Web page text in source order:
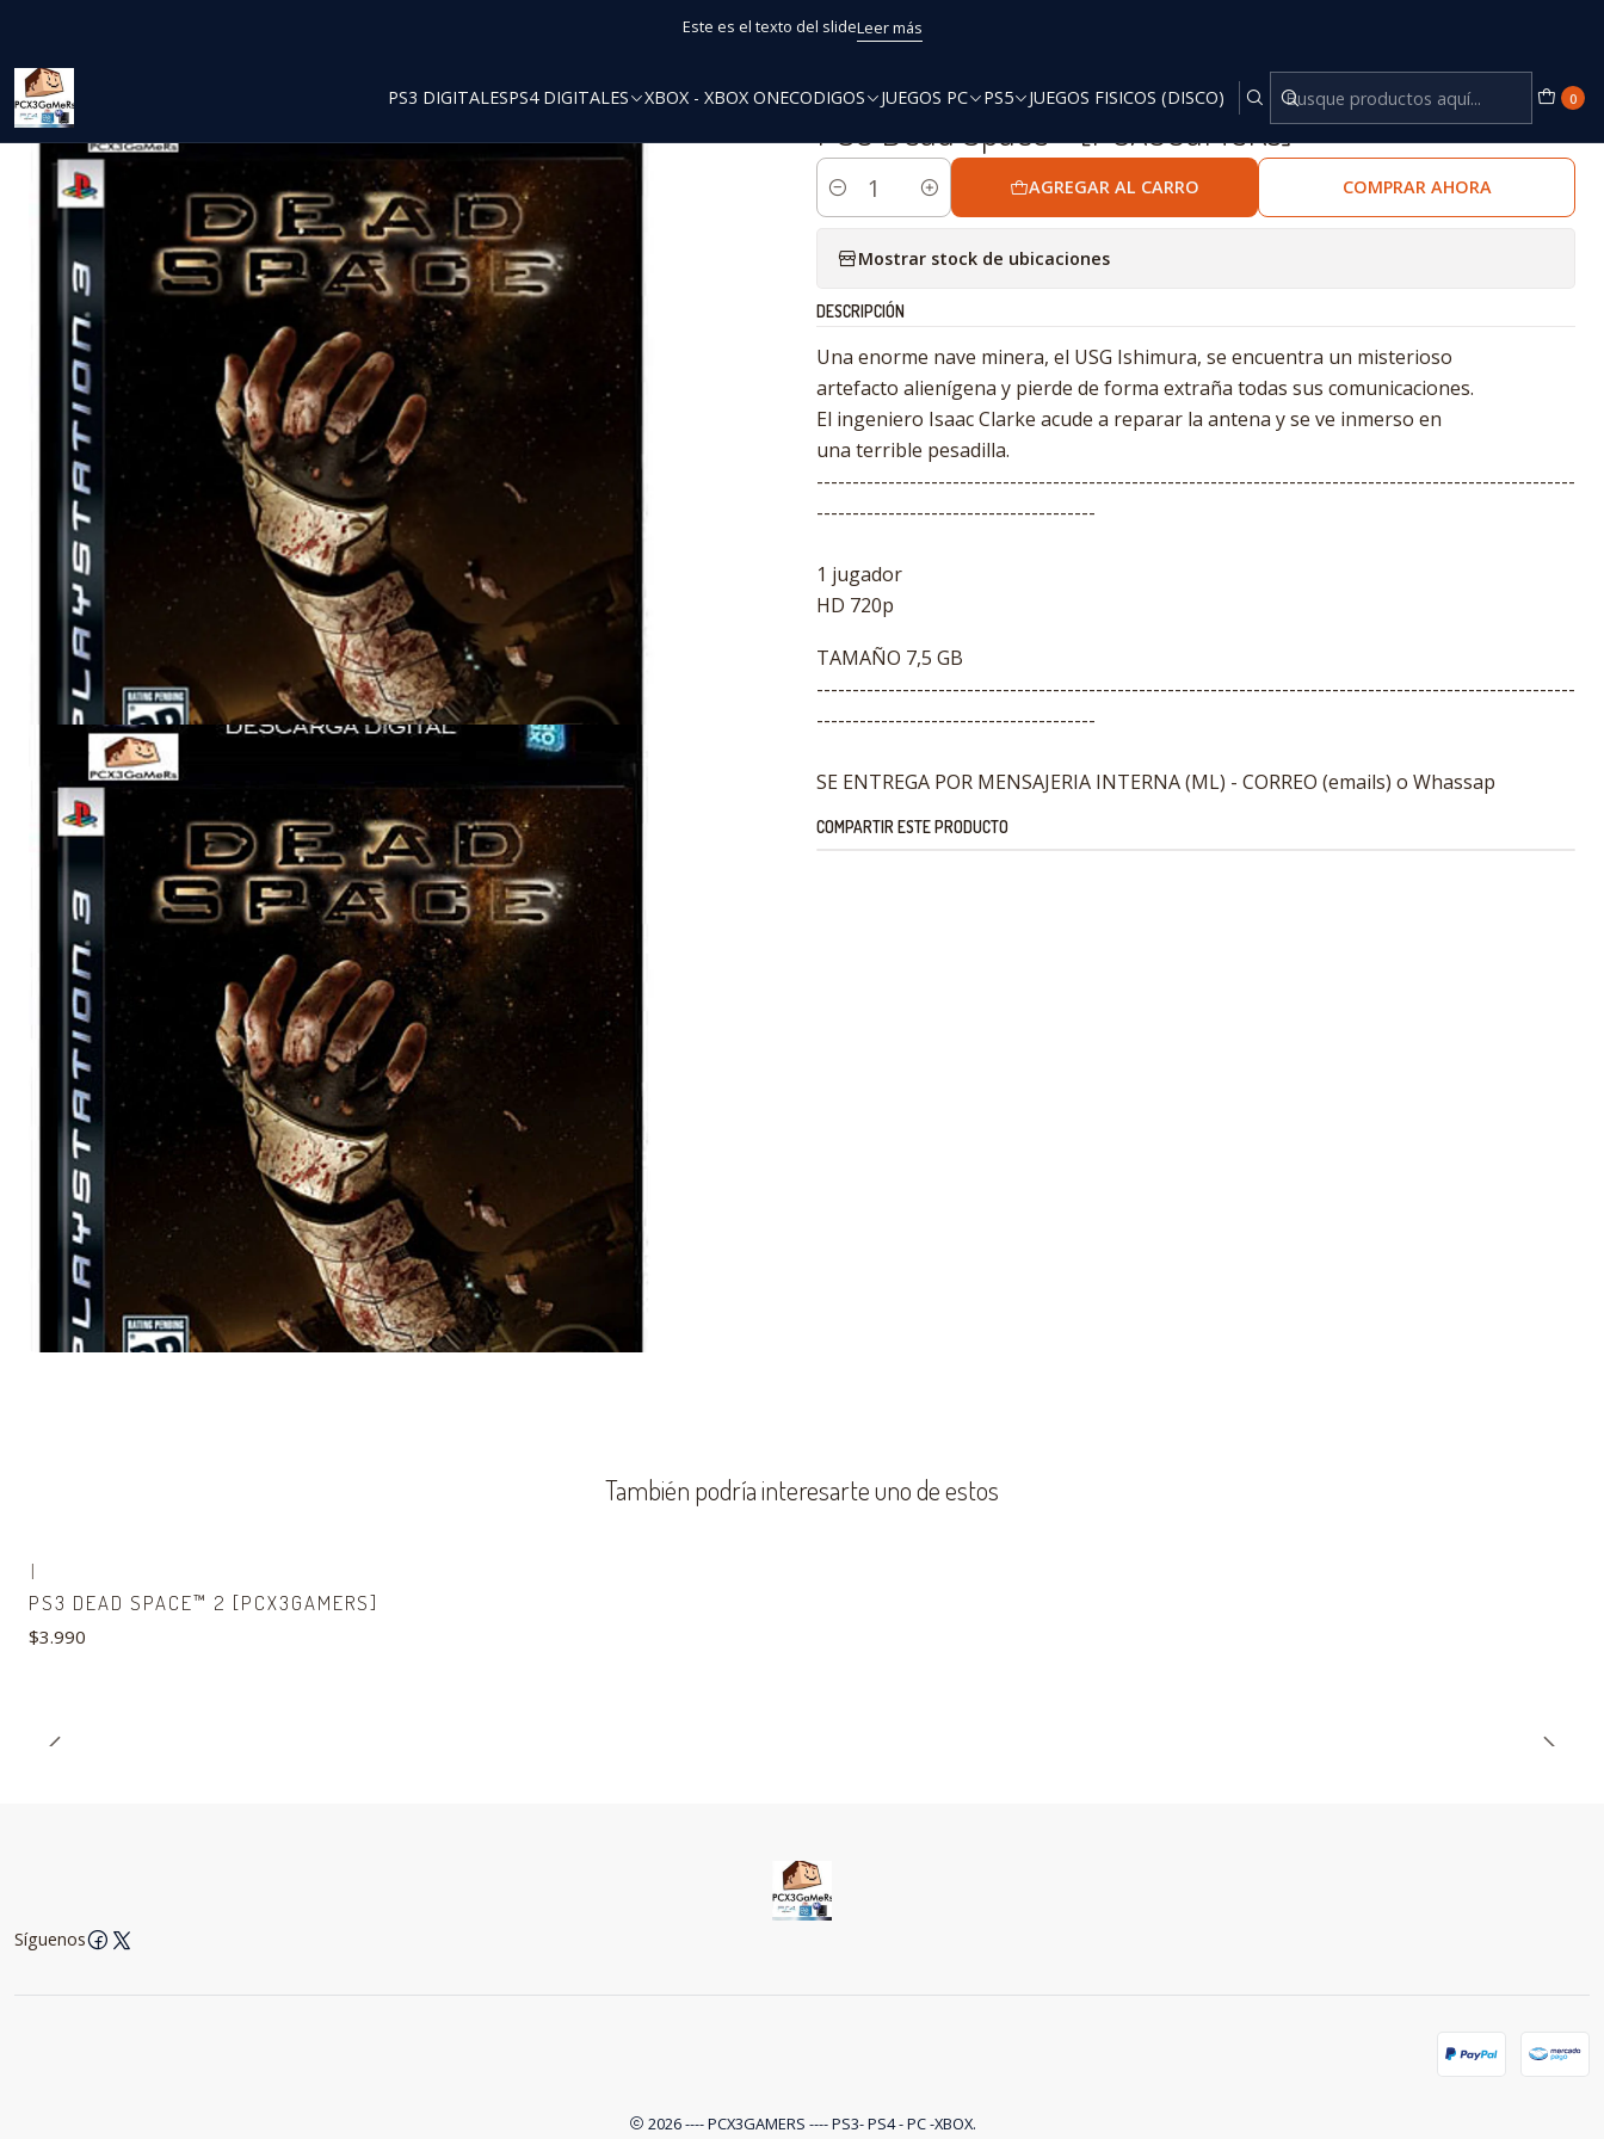
PS3 DIGITALESPS4 DIGITALES XBOX - XBOX ONECODIGOS JUEGOS PC PS5 JUEGOS FISICOS (DISCO) 0
Este es el texto del slideLeer más
PS3 Digitales PS3 Dead Space™ [PCX3GaMeRs]
|
PS3 Dead Space™ [PCX3GaMeRs]
Cantidad
AGREGAR AL CARRO COMPRAR AHORA
Mostrar stock de ubicaciones
DESCRIPCIÓN
Una enorme nave minera, el USG Ishimura, se encuentra un misterioso
artefacto alienígena y pierde de forma extraña todas sus comunicaciones.
El ingeniero Isaac Clarke acude a reparar la antena y se ve inmerso en
una terrible pesadilla.
----------------------------------------------------------------------------------------------------------
---------------------------------------
1 jugador
HD 720p
TAMAÑO 7,5 GB
----------------------------------------------------------------------------------------------------------
---------------------------------------
SE ENTREGA POR MENSAJERIA INTERNA (ML) - CORREO (emails) o Whassap
COMPARTIR ESTE PRODUCTO
También podría interesarte uno de estos
|
PS3 DEAD SPACE™ 2 [PCX3GAMERS]
$3.990
Síguenos
2026 ---- PCX3GAMERS ---- PS3- PS4 - PC -XBOX.